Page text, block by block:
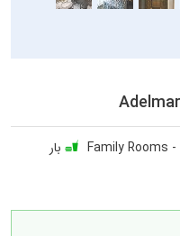
-
Family Rooms
بار